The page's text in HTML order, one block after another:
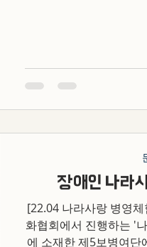
장애인 나라
[22.04 나라사랑 병영체험] 2023년 4월 12일 장애인
화협회에서 진행하는 '
에 소재한 제5보병여단